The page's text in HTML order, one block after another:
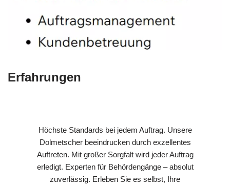
Erfahrungen
Höchste Standards bei jedem Auftrag. Unsere
Dolmetscher beeindrucken durch exzellentes
Auftreten. Mit großer Sorgfalt wird jeder Auftrag
erledigt. Experten für Behördengänge – absolut
zuverlässig. Erleben Sie es selbst, Ihre